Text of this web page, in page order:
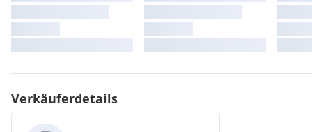
Verkäuferdetails